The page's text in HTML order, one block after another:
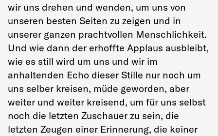
wir uns drehen und wenden, um uns von
unseren besten Seiten zu zeigen und in
unserer ganzen prachtvollen Menschlichkeit.
Und wie dann der erhoffte Applaus ausbleibt,
wie es still wird um uns und wir im
anhaltenden Echo dieser Stille nur noch um
uns selber kreisen, müde geworden, aber
weiter und weiter kreisend, um für uns selbst
noch die letzten Zuschauer zu sein, die
letzten Zeugen einer Erinnerung, die keiner